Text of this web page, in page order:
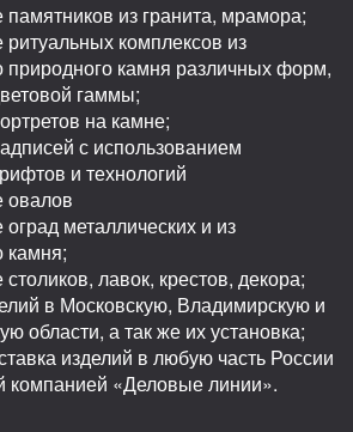
памятников из гранита, мрамора;
ритуальных комплексов из
природного камня различных форм,
гаммы;
на камне;
с использованием
и технологий
овалов
оград металлических и из
камня;
столиков, лавок, крестов, декора;
в Московскую, Владимирскую и
области, а так же их установка;
изделий в любую часть России
компанией «Деловые линии».